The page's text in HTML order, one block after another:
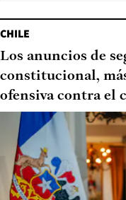
CHILE
Los anuncios de
constitucional,
ofensiva contra el